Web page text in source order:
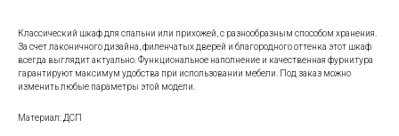
Классический шкаф для спальни или прихожей, с разнообразным способом хранения.
За счет лаконичного дизайна, филенчатых дверей и благородного оттенка этот шкаф
всегда выглядит актуально. Функциональное наполнение и качественная фурнитура
гарантируют максимум удобства при использовании мебели. Под заказ можно
изменить любые параметры этой модели.
Материал: ДСП